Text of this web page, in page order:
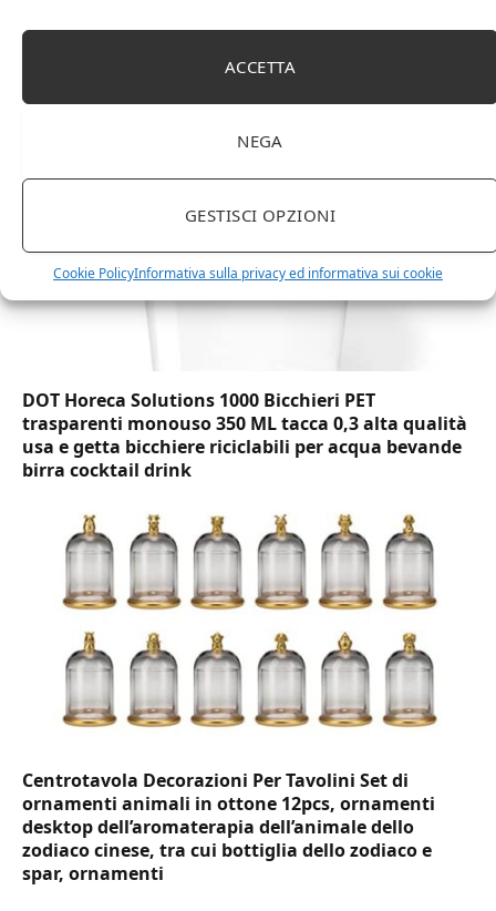
ACCETTA
NEGA
GESTISCI OPZIONI
Cookie PolicyInformativa sulla privacy ed informativa sui cookie
Amazon Basics Martin – Libreria, 35 x 114 x 78 cm
(Lu x La x A), effetto quercia(In precedenza
DOT Horeca Solutions 1000 Bicchieri PET
trasparenti monouso 350 ML tacca 0,3 alta qualità
usa e getta bicchiere riciclabili per acqua bevande
birra cocktail drink
Centrotavola Decorazioni Per Tavolini Set di
ornamenti animali in ottone 12pcs, ornamenti
desktop dell’aromaterapia dell’animale dello
zodiaco cinese, tra cui bottiglia dello zodiaco e
spar, ornamenti